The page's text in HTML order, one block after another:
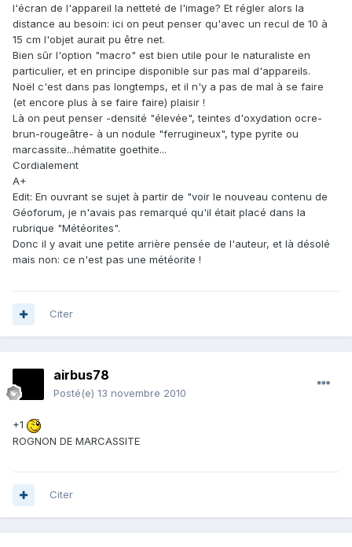
l'écran de l'appareil la netteté de l'image? Et régler alors la
distance au besoin: ici on peut penser qu'avec un recul de 10 à
15 cm l'objet aurait pu être net.
Bien sûr l'option "macro" est bien utile pour le naturaliste en
particulier, et en principe disponible sur pas mal d'appareils.
Noël c'est dans pas longtemps, et il n'y a pas de mal à se faire
(et encore plus à se faire faire) plaisir !
Là on peut penser -densité "élevée", teintes d'oxydation ocre-
brun-rougeâtre- à un nodule "ferrugineux", type pyrite ou
marcassite...hématite goethite...
Cordialement
A+
Edit: En ouvrant se sujet à partir de "voir le nouveau contenu de
Géoforum, je n'avais pas remarqué qu'il était placé dans la
rubrique "Météorites".
Donc il y avait une petite arrière pensée de l'auteur, et là désolé
mais non: ce n'est pas une météorite !
Citer
airbus78
Posté(e) 13 novembre 2010
+1
ROGNON DE MARCASSITE
Citer